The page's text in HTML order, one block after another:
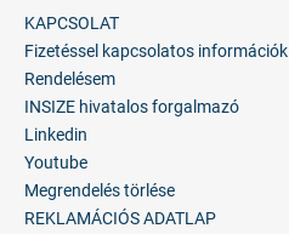
KAPCSOLAT
Fizetéssel kapcsolatos információk
Rendelésem
INSIZE hivatalos forgalmazó
Linkedin
Youtube
Megrendelés törlése
REKLAMÁCIÓS ADATLAP